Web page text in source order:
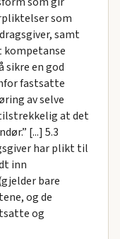
som
samt
kompetanse
en god
fastsatte
av selve
at det
[...] 5.3
har plikt til
inn
bare
og de
og